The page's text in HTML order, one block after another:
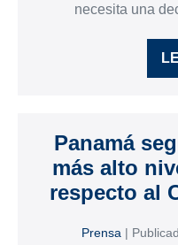
necesita una
Panamá
más alto
respecto al
Prensa |